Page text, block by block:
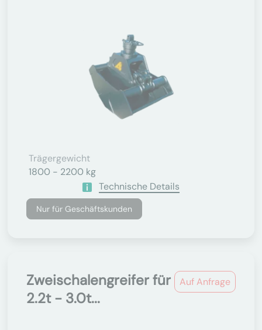
Trägergewicht
1800 - 2200 kg
Technische Details
Nur für Geschäftskunden
Auf Anfrage
Zweischalengreifer für
2.2t - 3.0t...